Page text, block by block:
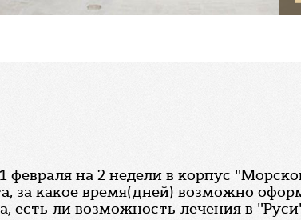
февраля на 2 недели в корпус
за какое время(дней) возможно
есть ли возможность лечения в